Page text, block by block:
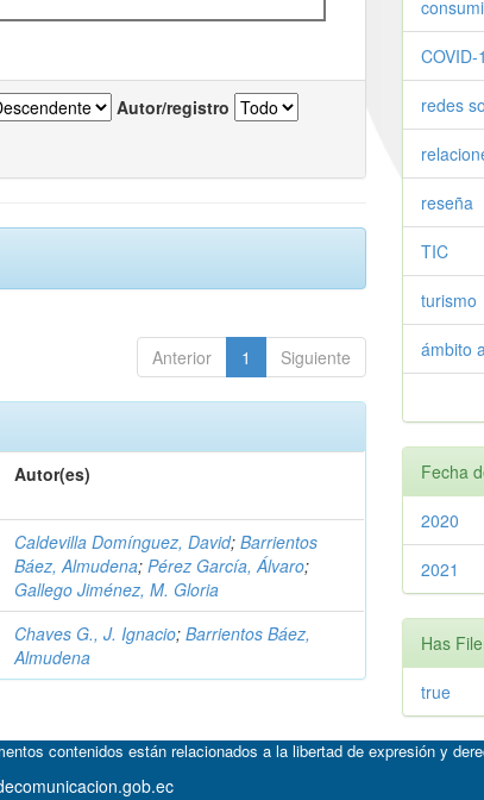
Autor/registro
Anterior 1 Siguiente
Autor(es)
Caldevilla Domínguez, David;Barrientos
Báez, Almudena;Pérez García, Álvaro;
Gallego Jiménez, M. Gloria
Chaves G., J. Ignacio;Barrientos Báez,
Almudena
COVID-
redes
reseña
TIC
turismo
ámbito
Fecha
2020
2021
Has
true
contenidos están relacionados a la libertad de expresión y